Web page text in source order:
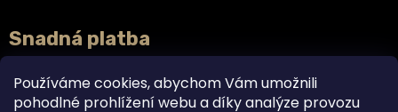
Používáme cookies, abychom Vám umožnili
pohodlné prohlížení webu a díky analýze provozu
Snadná platba